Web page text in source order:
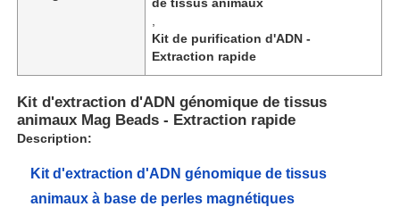
Kit de purification d'ADN -
Extraction rapide
Kit d'extraction d'ADN génomique de tissus
animaux Mag Beads - Extraction rapide
Description:
Kit d'extraction d'ADN génomique de tissus
animaux à base de perles magnétiques